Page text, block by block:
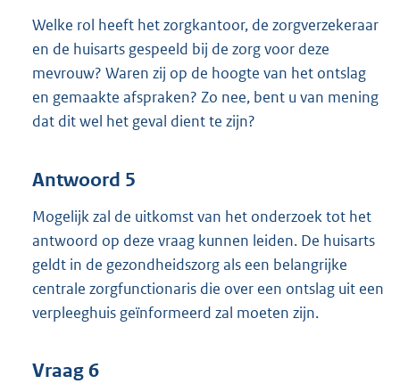
Welke rol heeft het zorgkantoor, de zorgverzekeraar
en de huisarts gespeeld bij de zorg voor deze
mevrouw? Waren zij op de hoogte van het ontslag
en gemaakte afspraken? Zo nee, bent u van mening
dat dit wel het geval dient te zijn?
Antwoord 5
Mogelijk zal de uitkomst van het onderzoek tot het
antwoord op deze vraag kunnen leiden. De huisarts
geldt in de gezondheidszorg als een belangrijke
centrale zorgfunctionaris die over een ontslag uit een
verpleeghuis geïnformeerd zal moeten zijn.
Vraag 6